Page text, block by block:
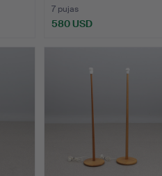
7 pujas
580 USD